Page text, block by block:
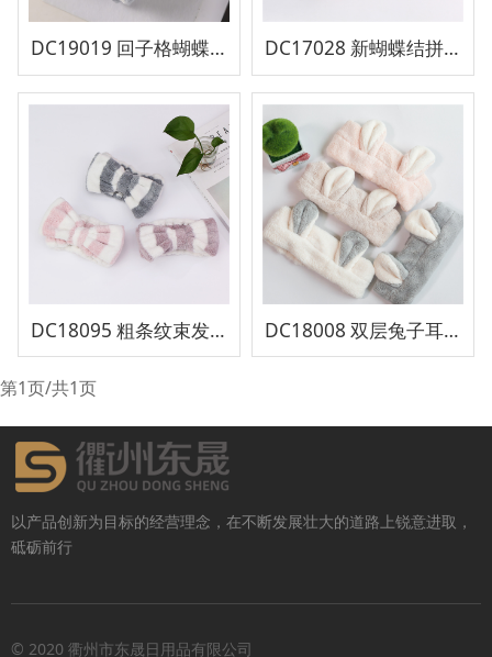
DC19019 回子格蝴蝶结束发带 DC17028 新蝴蝶结拼色发带
DC18095 粗条纹束发带 DC18008 双层兔子耳朵束发带
第1页/共1页
以产品创新为目标的经营理念，在不断发展壮大的道路上锐意进取，
砥砺前行
© 2020 衢州市东晟日用品有限公司